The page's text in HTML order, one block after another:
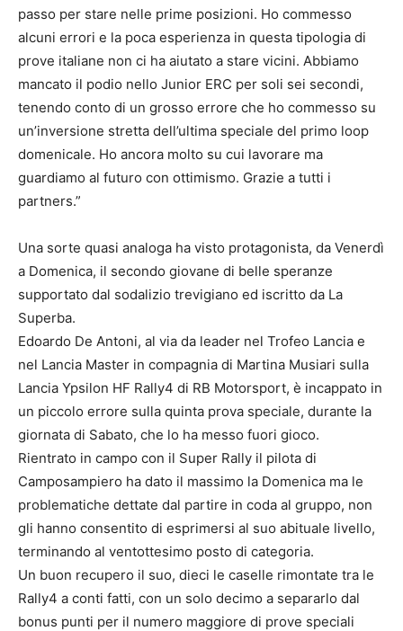
passo per stare nelle prime posizioni. Ho commesso
alcuni errori e la poca esperienza in questa tipologia di
prove italiane non ci ha aiutato a stare vicini. Abbiamo
mancato il podio nello Junior ERC per soli sei secondi,
tenendo conto di un grosso errore che ho commesso su
un’inversione stretta dell’ultima speciale del primo loop
domenicale. Ho ancora molto su cui lavorare ma
guardiamo al futuro con ottimismo. Grazie a tutti i
partners.”
Una sorte quasi analoga ha visto protagonista, da Venerdì
a Domenica, il secondo giovane di belle speranze
supportato dal sodalizio trevigiano ed iscritto da La
Superba.
Edoardo De Antoni, al via da leader nel Trofeo Lancia e
nel Lancia Master in compagnia di Martina Musiari sulla
Lancia Ypsilon HF Rally4 di RB Motorsport, è incappato in
un piccolo errore sulla quinta prova speciale, durante la
giornata di Sabato, che lo ha messo fuori gioco.
Rientrato in campo con il Super Rally il pilota di
Camposampiero ha dato il massimo la Domenica ma le
problematiche dettate dal partire in coda al gruppo, non
gli hanno consentito di esprimersi al suo abituale livello,
terminando al ventottesimo posto di categoria.
Un buon recupero il suo, dieci le caselle rimontate tra le
Rally4 a conti fatti, con un solo decimo a separarlo dal
bonus punti per il numero maggiore di prove speciali